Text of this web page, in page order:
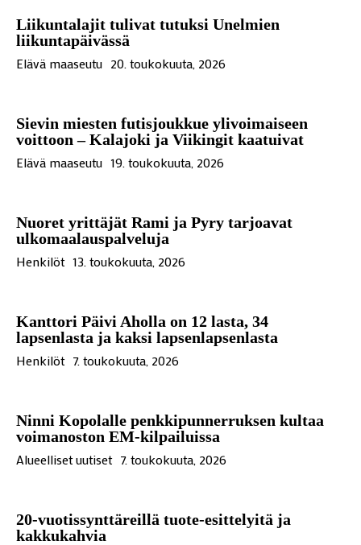
Liikuntalajit tulivat tutuksi Unelmien
liikuntapäivässä
Elävä maaseutu 20. toukokuuta, 2026
Sievin miesten futisjoukkue ylivoimaiseen
voittoon – Kalajoki ja Viikingit kaatuivat
Elävä maaseutu 19. toukokuuta, 2026
Nuoret yrittäjät Rami ja Pyry tarjoavat
ulkomaalauspalveluja
Henkilöt 13. toukokuuta, 2026
Kanttori Päivi Aholla on 12 lasta, 34
lapsenlasta ja kaksi lapsenlapsenlasta
Henkilöt 7. toukokuuta, 2026
Ninni Kopolalle penkkipunnerruksen kultaa
voimanoston EM-kilpailuissa
Alueelliset uutiset 7. toukokuuta, 2026
20-vuotissynttäreillä tuote-esittelyitä ja
kakkukahvia